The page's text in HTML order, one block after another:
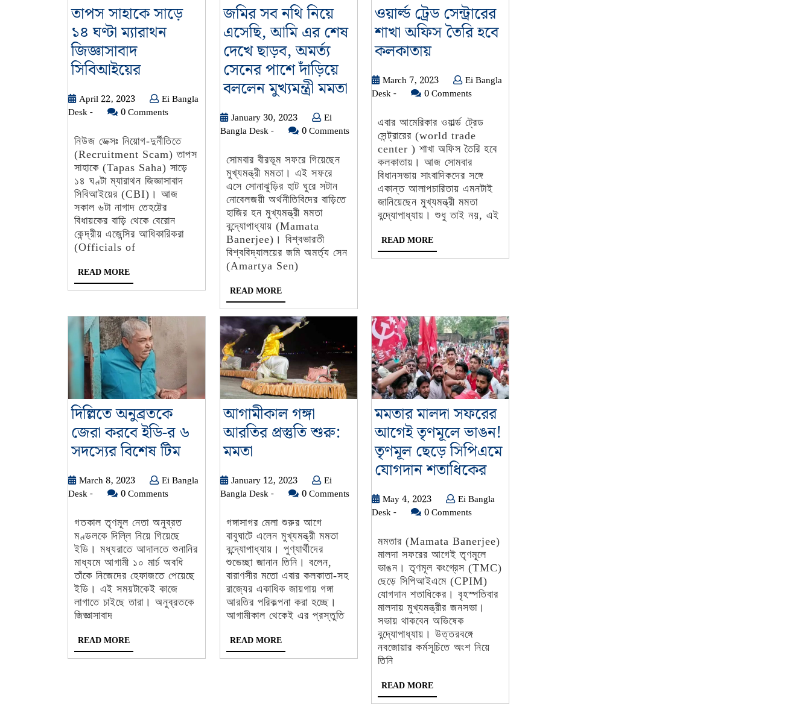
তাপস সাহাকে সাড়ে
১৪ ঘণ্টা ম্যারাথন
জিজ্ঞাসাবাদ
সিবিআইয়েরতাপস
সাহাকে
সাড়ে
ঘণ্টা
ম্যারাথন
জিজ্ঞাসাবাদ
সিবিআইয়ের
April 22, 2023April
22,
Ei Bangla
Desk -Ei
Desk
-
0 Comments
নিউজ ডেক্সঃ নিয়োগ-দুর্নীতিতে
(Recruitment Scam) তাপস
সাহাকে (Tapas Saha) সাড়ে
১৪ ঘণ্টা ম্যারাথন জিজ্ঞাসাবাদ
সিবিআইয়ের (CBI)। আজ
সকাল ৬টা নাগাদ তেহট্টের
বিধায়কের বাড়ি থেকে বেরোন
কেন্দ্রীয় এজেন্সির আধিকারিকরা
(Officials of
READ MOREREAD
MORE
জমির সব নথি নিয়ে
এসেছি, আমি এর শেষ
দেখে ছাড়ব, অমর্ত্য
সেনের পাশে দাঁড়িয়ে
বললেন মুখ্যমন্ত্রী মমতাজমির
নথি
এসেছি,
ছাড়ব,
পাশে
দাঁড়িয়ে
বললেন
মুখ্যমন্ত্রী
মমতা
January 30, 2023January
30,
Ei
Bangla Desk -Ei
Desk
-
0 Comments
সোমবার বীরভূম সফরে গিয়েছেন
মুখ্যমন্ত্রী মমতা। এই সফরে
এসে সোনাঝুড়ির হাট ঘুরে সটান
নোবেলজয়ী অর্থনীতিবিদের বাড়িতে
হাজির হন মুখ্যমন্ত্রী মমতা
বন্দ্যোপাধ্যায় (Mamata
Banerjee)। বিশ্বভারতী
বিশ্ববিদ্যালয়ের জমি অমর্ত্য সেন
(Amartya Sen)
READ MOREREAD
MORE
ওয়ার্ল্ড ট্রেড সেন্ট্রারের
শাখা অফিস তৈরি হবে
কলকাতায়ওয়ার্ল্ড
ট্রেড
সেন্ট্রারের
অফিস
তৈরি
হবে
কলকাতায়
March 7, 2023March
7,
Ei Bangla
Desk -Ei
Desk
-
0 Comments
এবার আমেরিকার ওয়ার্ল্ড ট্রেড
সেন্ট্রারের (world trade
center ) শাখা অফিস তৈরি হবে
কলকাতায়। আজ সোমবার
বিধানসভায় সাংবাদিকদের সঙ্গে
একান্ত আলাপচারিতায় এমনটাই
জানিয়েছেন মুখ্যমন্ত্রী মমতা
বন্দ্যোপাধ্যায়। শুধু তাই নয়, এই
READ MOREREAD
MORE
দিল্লিতে অনুব্রতকে
জেরা করবে ইডি-র ৬
সদস্যের বিশেষ টিমদিল্লিতে
অনুব্রতকে
জেরা
ইডি-
র
৬
সদস্যের
বিশেষ
March 8, 2023March
8,
Ei Bangla
Desk -Ei
Desk
-
0 Comments
গতকাল তৃণমূল নেতা অনুব্রত
মণ্ডলকে দিল্লি নিয়ে গিয়েছে
ইডি। মধ্যরাতে আদালতে শুনানির
মাধ্যমে আগামী ১০ মার্চ অবধি
তাঁকে নিজেদের হেফাজতে পেয়েছে
ইডি। এই সময়টাকেই কাজে
লাগাতে চাইছে তারা। অনুব্রতকে
জিজ্ঞাসাবাদ
READ MOREREAD
MORE
আগামীকাল গঙ্গা
আরতির প্রস্তুতি শুরু:
মমতাআগামীকাল
গঙ্গা
আরতির
শুরু:
মমতা
January 12, 2023January
12,
Ei
Bangla Desk -Ei
Desk
-
0 Comments
গঙ্গাসাগর মেলা শুরুর আগে
বাবুঘাটে এলেন মুখ্যমন্ত্রী মমতা
বন্দ্যোপাধ্যায়। পুণ্যার্থীদের
শুভেচ্ছা জানান তিনি। বলেন,
বারাণসীর মতো এবার কলকাতা-সহ
রাজ্যের একাধিক জায়গায় গঙ্গা
আরতির পরিকল্পনা করা হচ্ছে।
আগামীকাল থেকেই এর প্রস্তুতি
READ MOREREAD
MORE
মমতার মালদা সফরের
আগেই তৃণমূলে ভাঙন!
তৃণমূল ছেড়ে সিপিএমে
যোগদান শতাধিকেরমমতার
সফরের
তৃণমূলে
ভাঙন!
তৃণমূল
ছেড়ে
শতাধিকের
May 4, 2023May
4,
Ei Bangla
Desk -Ei
Desk
-
0 Comments
মমতার (Mamata Banerjee)
মালদা সফরের আগেই তৃণমূলে
ভাঙন। তৃণমূল কংগ্রেস (TMC)
ছেড়ে সিপিআইএমে (CPIM)
যোগদান শতাধিকের। বৃহস্পতিবার
মালদায় মুখ্যমন্ত্রীর জনসভা।
সভায় থাকবেন অভিষেক
বন্দ্যোপাধ্যায়। উত্তরবঙ্গে
নবজোয়ার কর্মসূচিতে অংশ নিয়ে
তিনি
READ MOREREAD
MORE